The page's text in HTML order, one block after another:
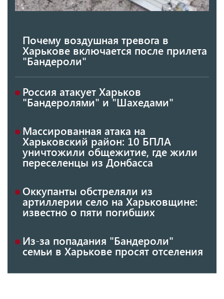
Почему воздушная тревога в
Харькове включается после прилета
"Бандероли"
Россия атакует Харьков
"Бандеролями" и "Шахедами"
Массированная атака на
Харьковский район: 10 БПЛА
уничтожили общежитие, где жили
переселенцы из Донбасса
Оккупанты обстреляли из
артиллерии село на Харьковщине:
известно о пяти погибших
Из-за попадания "Бандероли"
семьи в Харькове просят отселения